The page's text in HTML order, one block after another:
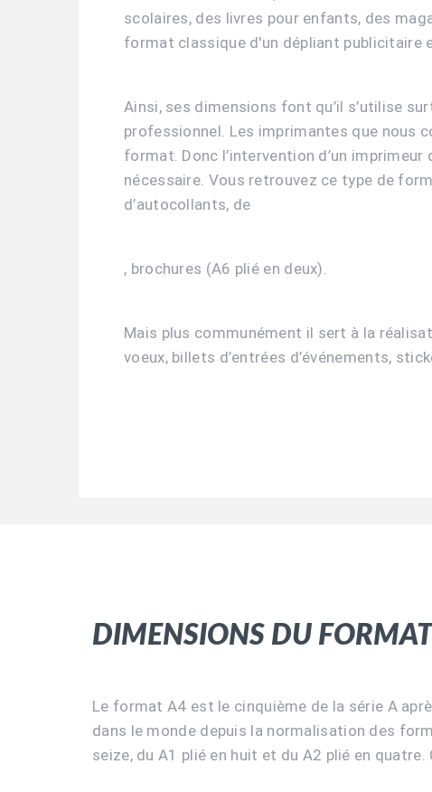
scolaires, des livres pour enfants, des
format classique d'un dépliant publicitaire
Ainsi, ses dimensions font qu’il s’utilise
professionnel. Les imprimantes que nous
format. Donc l’intervention d’un imprimeur
nécessaire. Vous retrouvez ce type de
d’autocollants, de
, brochures (A6 plié en deux).
Mais plus communément il sert à la
voeux, billets d’entrées d’événements,
Dimensions du format
Le format A4 est le cinquième de la série A
dans le monde depuis la normalisation des
seize, du A1 plié en huit et du A2 plié en